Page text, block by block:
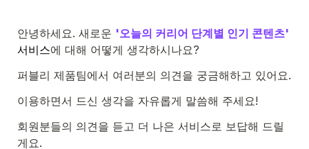
안녕하세요. 새로운
서비스에 대해 어떻게 생각하시나요?
퍼블리 제품팀에서 여러분의 의견을 궁금해하고 있어요.
이용하면서 드신 생각을 자유롭게 말씀해 주세요!
회원분들의 의견을 듣고 더 나은 서비스로 보답해 드릴
게요.